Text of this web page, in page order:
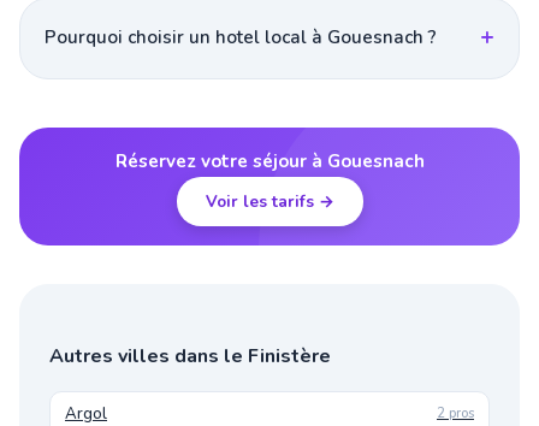
Pourquoi choisir un hotel local à Gouesnach ?
Réservez votre séjour à Gouesnach
Voir les tarifs →
Autres villes dans le Finistère
Argol 2 pros